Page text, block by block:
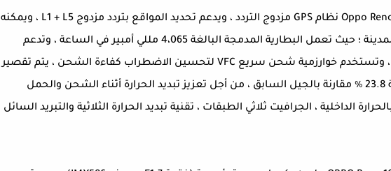
تضيف نسخةOppo Reno 10X Zoom نظام GPS مزدوج التردد ، ويدعم تحديد المواقع بتردد مزدوج L1 + L5 ، ويمكنه
تحسين دقة الملاحة في المدينة ؛ حيث تعمل البطارية المدمجة البالغة 4،065 مللي أمبير في الساعة ، وتدعم
شحن الفلاش VOOC 3.0 ، وتستخدم خوارزمية شحن سريع VFC لتحسين الاضطراب كفاءة الشحن ، يتم تقصير
وقت الشحن الكلي بنسبة 23.8 ٪ مقارنة بالجيل السابق ، من أجل تعزيز تبديد الحرارة أثناء الشحن والحمل
الداخلية ، الجرافيت ثلاثي الطبقات ، تقنية تبديد الحرارة الثلاثية والتبريد السائل